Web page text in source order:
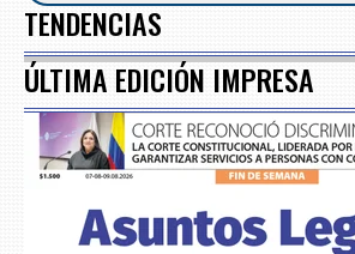
TENDENCIAS
ÚLTIMA EDICIÓN IMPRESA